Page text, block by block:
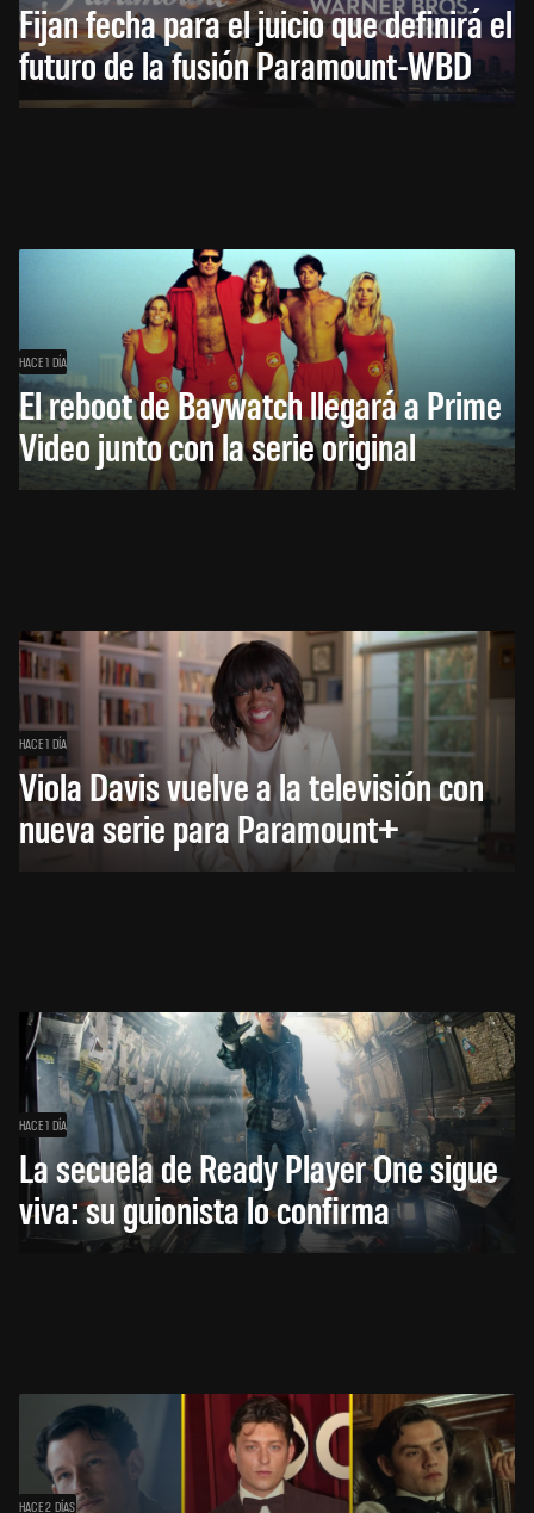
Fijan fecha para el juicio que definirá el
futuro de la fusión Paramount-WBD
HACE 1 DÍA
El reboot de Baywatch llegará a Prime
Video junto con la serie original
HACE 1 DÍA
Viola Davis vuelve a la televisión con
nueva serie para Paramount+
HACE 1 DÍA
La secuela de Ready Player One sigue
viva: su guionista lo confirma
HACE 2 DÍAS